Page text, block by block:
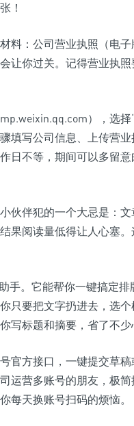
！
料：公司营业执照（电
让你过关。记得营业执
），选择
填写公司信息、上传营
日不等，期间可以多留
伙伴犯的一个大忌是：
果阅读量低得让人心塞
。它能帮你一键搞定排
只要把文字扔进去，选
写标题和摘要，省了不少
官方接口，一键提交草
运营多账号的朋友，极
每天换账号扫码的烦恼。